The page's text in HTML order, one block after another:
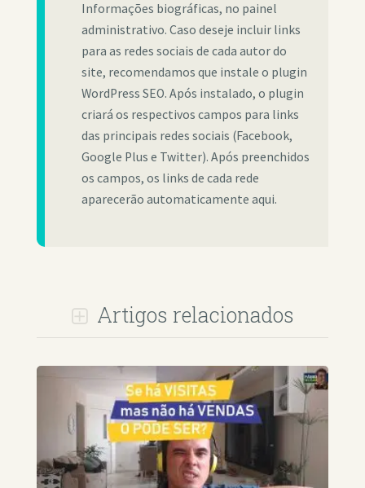
Informações biográficas, no painel
administrativo. Caso deseje incluir links
para as redes sociais de cada autor do
site, recomendamos que instale o plugin
WordPress SEO. Após instalado, o plugin
criará os respectivos campos para links
das principais redes sociais (Facebook,
Google Plus e Twitter). Após preenchidos
os campos, os links de cada rede
aparecerão automaticamente aqui.
Artigos relacionados